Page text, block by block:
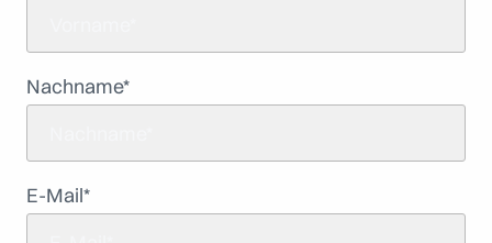
Nachname*
E-Mail*